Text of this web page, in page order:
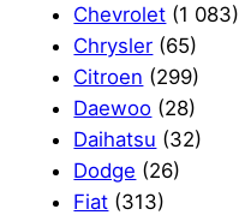
Chevrolet (1 083)
Chrysler (65)
Citroen (299)
Daewoo (28)
Daihatsu (32)
Dodge (26)
Fiat (313)